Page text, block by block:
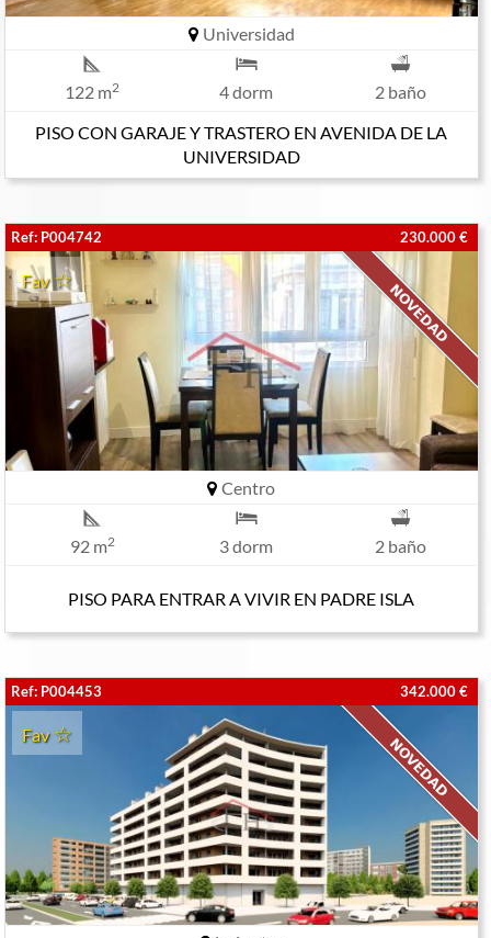
Universidad
122 m2 4 dorm
2 baño
PISO CON GARAJE Y TRASTERO EN AVENIDA DE LA
UNIVERSIDAD
Ref: P004742 230.000 €
Fav
Centro
92 m2 3 dorm 2 baño
PISO PARA ENTRAR A VIVIR EN PADRE ISLA
Ref: P004453 342.000 €
Fav